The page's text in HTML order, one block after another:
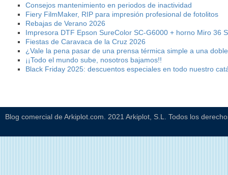
Consejos mantenimiento en periodos de inactividad
Fiery FilmMaker, RIP para impresión profesional de fotolitos
Rebajas de Verano 2026
Impresora DTF Epson SureColor SC-G6000 + horno Miro 36
Fiestas de Caravaca de la Cruz 2026
¿Vale la pena pasar de una prensa térmica simple a una
¡¡Todo el mundo sube, nosotros bajamos!!
Black Friday 2025: descuentos especiales en todo nuestro
Blog comercial de Arkiplot.com. 2021 Arkiplot, S.L. Todos los